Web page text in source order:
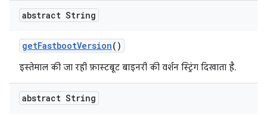
abstract String
getFastbootVersion()
इस्तेमाल की जा रही फ़ास्टबूट बाइनरी की वर्शन स्ट्रिंग दिखाता है.
abstract String